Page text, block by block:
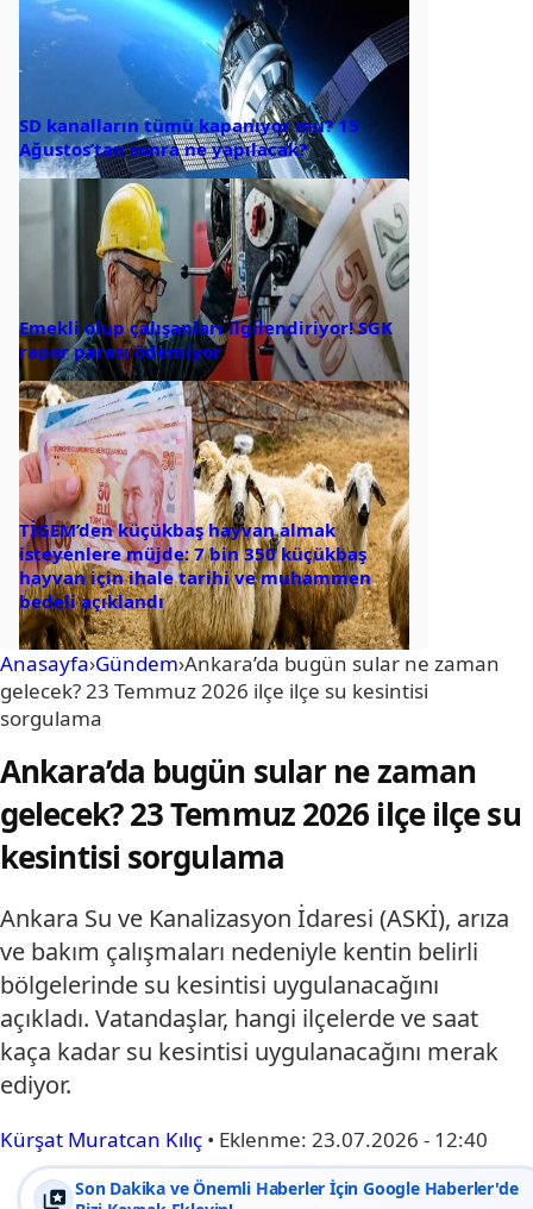
SD kanalların tümü kapanıyor mu? 15
Ağustos’tan sonra ne yapılacak?
Emekli olup çalışanları ilgilendiriyor! SGK
rapor parası ödemiyor
TİGEM’den küçükbaş hayvan almak
isteyenlere müjde: 7 bin 350 küçükbaş
hayvan için ihale tarihi ve muhammen
bedeli açıklandı
Anasayfa›Gündem›Ankara’da bugün sular ne zaman
gelecek? 23 Temmuz 2026 ilçe ilçe su kesintisi
sorgulama
Ankara’da bugün sular ne zaman
gelecek? 23 Temmuz 2026 ilçe ilçe su
kesintisi sorgulama
Ankara Su ve Kanalizasyon İdaresi (ASKİ), arıza
ve bakım çalışmaları nedeniyle kentin belirli
bölgelerinde su kesintisi uygulanacağını
açıkladı. Vatandaşlar, hangi ilçelerde ve saat
kaça kadar su kesintisi uygulanacağını merak
ediyor.
Kürşat Muratcan Kılıç • Eklenme: 23.07.2026 - 12:40
Son Dakika ve Önemli Haberler İçin Google Haberler'de